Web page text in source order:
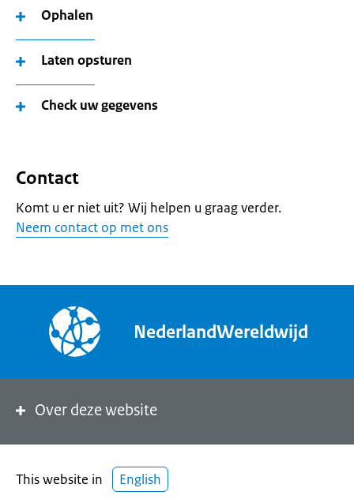
Ophalen
Laten opsturen
Check uw gegevens
Contact
Komt u er niet uit? Wij helpen u graag verder.
Neem contact op met ons
NederlandWereldwijd
Over deze website
This website in English